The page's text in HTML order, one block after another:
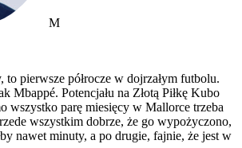
M
to pierwsze półrocze w dojrzałym futbolu.
Mbappé. Potencjału na Złotą Piłkę Kubo
wszystko parę miesięcy w Mallorce trzeba
wszystkim dobrze, że go wypożyczono,
nawet minuty, a po drugie, fajnie, że jest w